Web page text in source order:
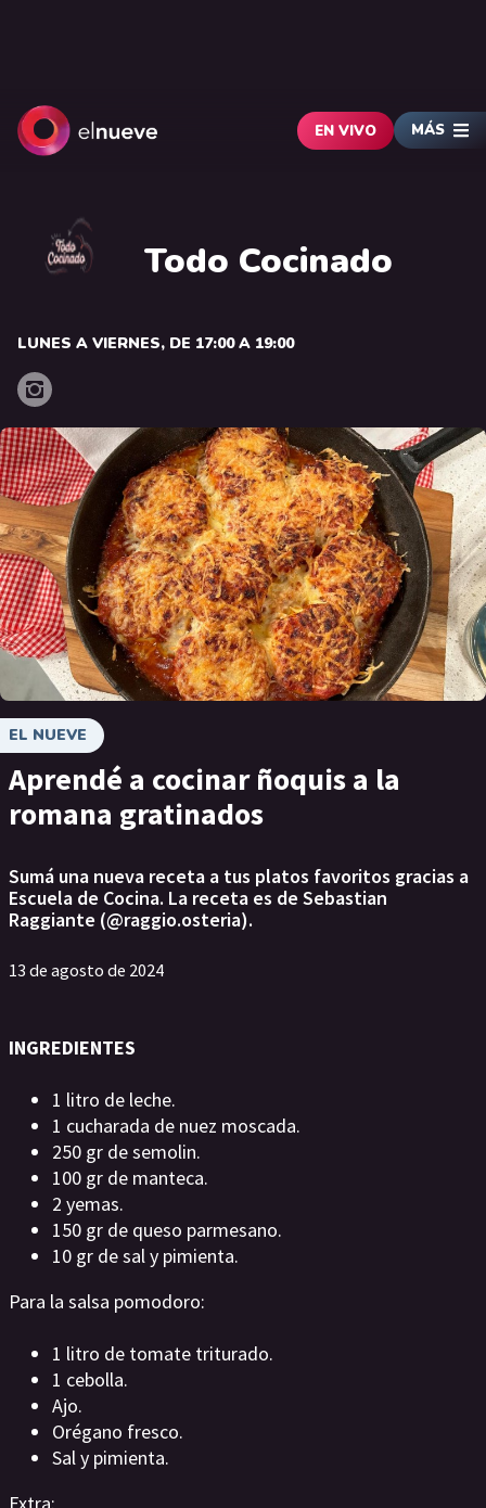
EN VIVO MÁS
Todo Cocinado
LUNES A VIERNES, DE 17:00 A 19:00
EL NUEVE
Aprendé a cocinar ñoquis a la
romana gratinados
Sumá una nueva receta a tus platos favoritos gracias a
Escuela de Cocina. La receta es de Sebastian
Raggiante (@raggio.osteria).
13 de agosto de 2024
INGREDIENTES
1 litro de leche.
1 cucharada de nuez moscada.
250 gr de semolin.
100 gr de manteca.
2 yemas.
150 gr de queso parmesano.
10 gr de sal y pimienta.
Para la salsa pomodoro:
1 litro de tomate triturado.
1 cebolla.
Ajo.
Orégano fresco.
Sal y pimienta.